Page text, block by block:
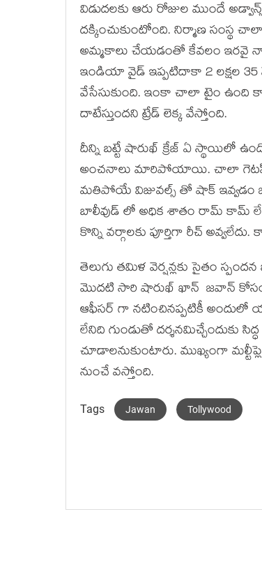
విడుదలకు ఆరు రోజుల ముందే
దక్కించుకుంటోంది. నిర్మాణ సంస్థ
అమ్మకాలు చేయడంతో కేవలం ఇరవై
ఇండియా వైడ్ ఇప్పటిదాకా 2 లక్షల
వేసేసుకుంది. ఇంకా చాలా టైం ఉంది
దాటేస్తుందని ట్రేడ్ లెక్క వేస్తోంది.
దీన్ని బట్టే షారుఖ్ క్రేజ్ ఏ స్థాయిలో
అంచనాలు మారిపోయాయి. చాలా గెటప్స్
మతిపోయే విజువల్స్ తో షాక్ ఇవ్వడం
బాలీవుడ్ లో అధిక శాతం రామ్ కామ్ లే
కొన్ని వర్గాలకు పూర్తిగా రీచ్
తెలుగు తమిళ వెర్షన్లకు సైతం
మొదటి సారి షారుఖ్ ఖాన్ జవాన్ కోసం
ఆఫీసర్ గా నటించినప్పటికీ అందులో
లేనిది గుండుతో దర్శనమిచ్చేందుకు సిద్ధ
చూడాలనుకుంటారు. ముఖ్యంగా
నుంచే వస్తోంది.
Tags Jawan Tollywood